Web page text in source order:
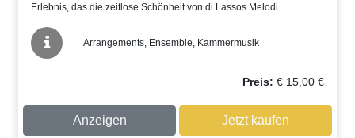
Erlebnis, das die zeitlose Schönheit von di Lassos Melodi...
Arrangements, Ensemble, Kammermusik
Preis: €15,00€
Anzeigen Jetzt kaufen